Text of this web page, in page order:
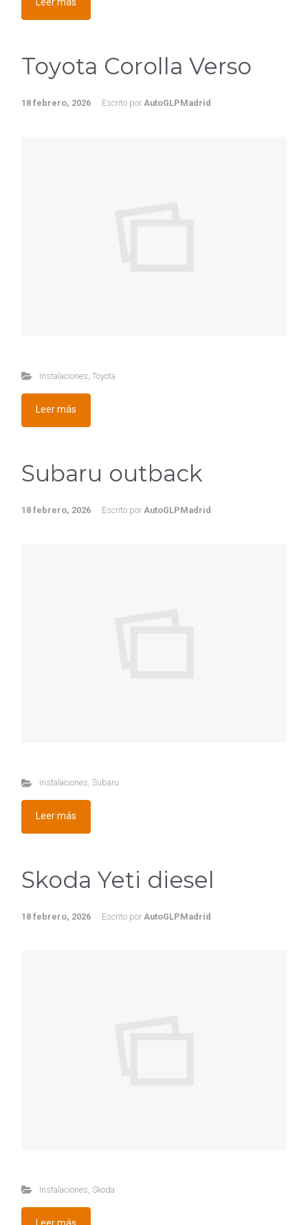
Leer más
Toyota Corolla Verso
18 febrero, 2026 Escrito por AutoGLPMadrid
Instalaciones Toyota
Leer más
Subaru outback
18 febrero, 2026 Escrito por AutoGLPMadrid
Instalaciones, Subaru
Leer más
Skoda Yeti diesel
18 febrero, 2026 Escrito por AutoGLPMadrid
Instalaciones Skoda